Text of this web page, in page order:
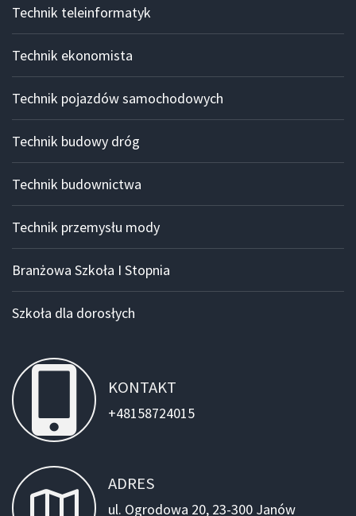
Technik teleinformatyk
Technik ekonomista
Technik pojazdów samochodowych
Technik budowy dróg
Technik budownictwa
Technik przemysłu mody
Branżowa Szkoła I Stopnia
Szkoła dla dorosłych
KONTAKT
+48158724015
ADRES
ul. Ogrodowa 20, 23-300 Janów